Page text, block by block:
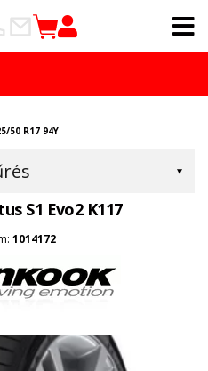
50 R17 94Y
S1 Evo2 K117
1014172